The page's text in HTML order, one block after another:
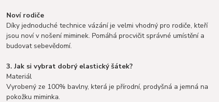
Noví rodiče
Díky jednoduché technice vázání je velmi vhodný pro rodiče, kteří
jsou noví v nošení miminek. Pomáhá procvičit správné umístění a
budovat sebevědomí.
3. Jak si vybrat dobrý elastický šátek?
Materiál
Vyrobený ze 100% bavlny, která je přírodní, prodyšná a jemná na
pokožku miminka.